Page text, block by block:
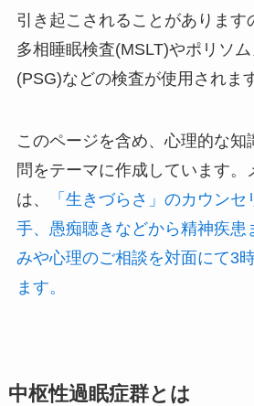
引き起こされることがあります
多相睡眠検査(MSLT)やポリソ
(PSG)などの検査が使用されま
このページを含め、心理的な知
問をテーマに作成しています。
は、
「生きづらさ」のカウン
手、愚痴聴きなどから精神疾患
みや心理のご相談を対面にて3
ます。
中枢性過眠症群とは